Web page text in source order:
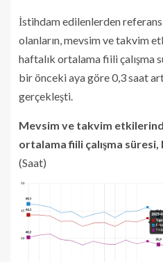
İstihdam edilenlerden referans
olanların, mevsim ve takvim
haftalık ortalama fiili çalışma
bir önceki aya göre 0,3 saat
gerçekleşti.
Mevsim ve takvim
ortalama fiili çalışma süresi,
(Saat)